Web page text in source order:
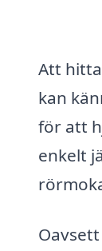
Att
kan
för att
enkelt